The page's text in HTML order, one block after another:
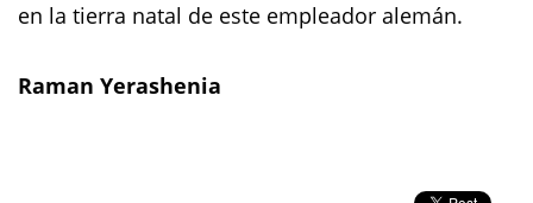
en la tierra natal de este empleador alemán.
Raman Yerashenia